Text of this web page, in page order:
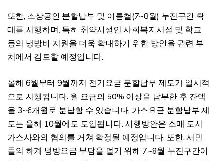
또한, 소상공인 분할납부 및 여름철(7~8월) 누진구간 확
대를 시행하며, 특히 취약시설인 사회복지시설 및 학교
등의 냉방비 지원을 더욱 확대하기 위한 방안을 관련 부
처에서 검토할 예정입니다.
올해 6월부터 9월까지 전기요금 분할납부 제도가 일시적
으로 시행됩니다. 월 요금의 50% 이상을 납부한 후 잔액
을 3~6개월로 분납할 수 있습니다. 가스요금 분할납부 제
도는 올해 10월에도 도입됩니다. 시행방안은 소매 도시
가스사와의 협의를 거쳐 확정될 예정입니다. 또한, 서민
들의 하계 냉방요금 부담을 덜기 위해 7~8월 누진구간이